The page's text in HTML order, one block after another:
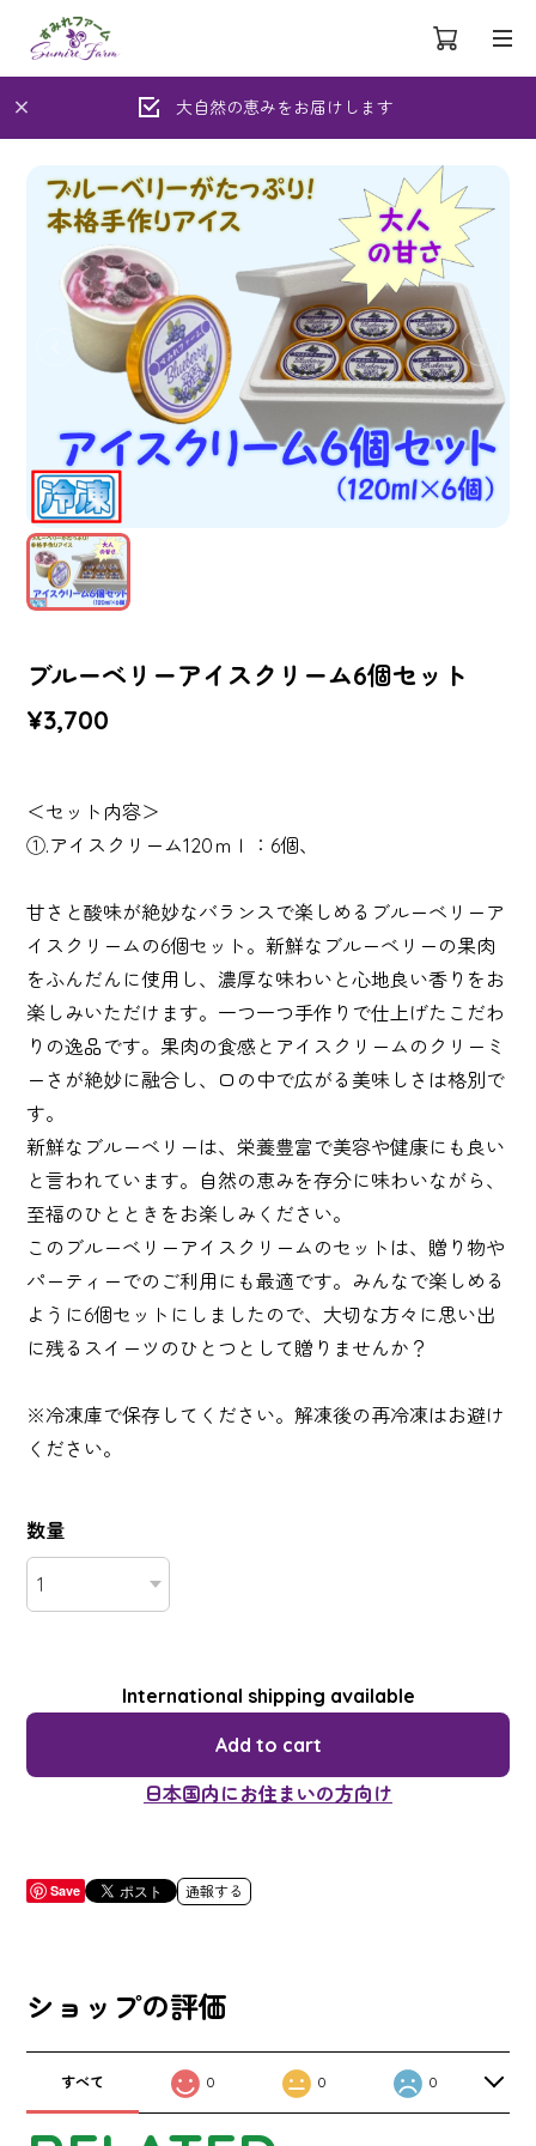
大自然の恵みをお届けします
ブルーベリーアイスクリーム6個セット
¥3,700
＜セット内容＞
①.アイスクリーム120ｍｌ：6個、
甘さと酸味が絶妙なバランスで楽しめるブルーベリーア
イスクリームの6個セット。新鮮なブルーベリーの果肉
をふんだんに使用し、濃厚な味わいと心地良い香りをお
楽しみいただけます。一つ一つ手作りで仕上げたこだわ
りの逸品です。果肉の食感とアイスクリームのクリーミ
ーさが絶妙に融合し、口の中で広がる美味しさは格別で
す。
新鮮なブルーベリーは、栄養豊富で美容や健康にも良い
と言われています。自然の恵みを存分に味わいながら、
至福のひとときをお楽しみください。
このブルーベリーアイスクリームのセットは、贈り物や
パーティーでのご利用にも最適です。みんなで楽しめる
ように6個セットにしましたので、大切な方々に思い出
に残るスイーツのひとつとして贈りませんか？
※冷凍庫で保存してください。解凍後の再冷凍はお避け
ください。
数量
International shipping available
Add to cart
日本国内にお住まいの方向け
Save 通報する
ショップの評価
すべて 0 0 0